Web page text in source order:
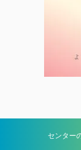
センター